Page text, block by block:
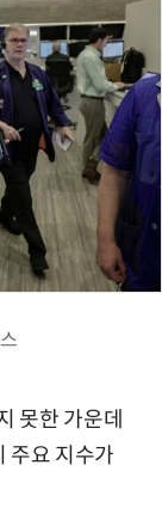
못한 가운데
주요 지수가